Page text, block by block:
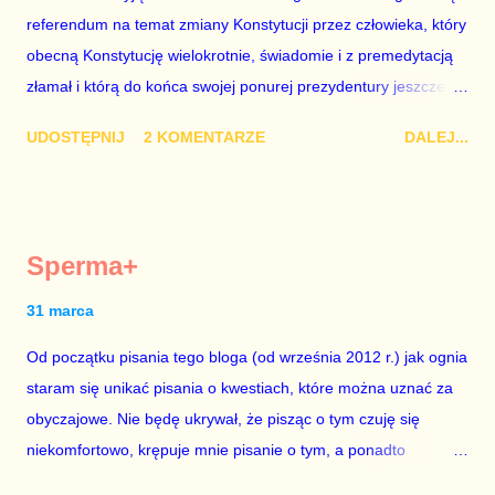
chciało mu przejść przez gardło pochwalenie gospodarczej
sytuacji naszego kraju z lat 2007-2015. Bardzo to małe i
smutne – niegodne premiera polskiego rządu. Generalnie, M...
referendum na temat zmiany Konstytucji przez człowieka, który
obecną Konstytucję wielokrotnie, świadomie i z premedytacją
złamał i którą do końca swojej ponurej prezydentury jeszcze
trwało pół roku, lokal do głosowania znajdował się w
mojej zgody. Prezydent Andrzej Duda zapowiedział, że złoży do
Senatu wniosek o dwudniowe referendum, które miałoby odbyć
nie chce – ani partia rządząca, ani partie opozycyjne. Jeśli w
siedzibie PiS zapadnie decyzja, aby głosować zgodnie z wolą
Dudy, obowiązkiem każdego przyzwoitego człowieka i
szanującego podstawowe reguły demokraty jest takie
UDOSTĘPNIJ 2 KOMENTARZE DALEJ...
Sperma+
31 marca
Od początku pisania tego bloga (od września 2012 r.) jak ognia
staram się unikać pisania o kwestiach, które można uznać za
obyczajowe. Nie będę ukrywał, że pisząc o tym czuję się
niekomfortowo, krępuje mnie pisanie o tym, a ponadto